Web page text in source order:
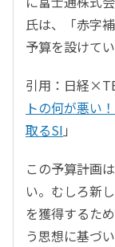
データ分析／
ガバナンス
BPR／業務改
氏は、「赤字
予算を設けてい
引用：日経
トの何が悪い
取るSI 」
この予算計画
い。むしろ新
を獲得するた
う思想に基づい